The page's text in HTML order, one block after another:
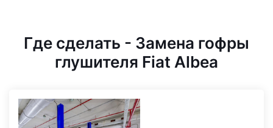
Где сделать - Замена гофры
глушителя Fiat Albea